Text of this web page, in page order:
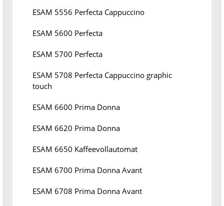
ESAM 5556 Perfecta Cappuccino
ESAM 5600 Perfecta
ESAM 5700 Perfecta
ESAM 5708 Perfecta Cappuccino graphic
touch
ESAM 6600 Prima Donna
ESAM 6620 Prima Donna
ESAM 6650 Kaffeevollautomat
ESAM 6700 Prima Donna Avant
ESAM 6708 Prima Donna Avant